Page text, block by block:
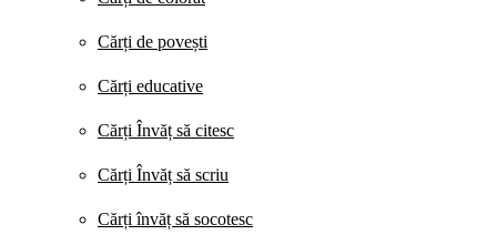
Cărți de povești
Cărți educative
Cărți Învăț să citesc
Cărți Învăț să scriu
Cărți învăț să socotesc